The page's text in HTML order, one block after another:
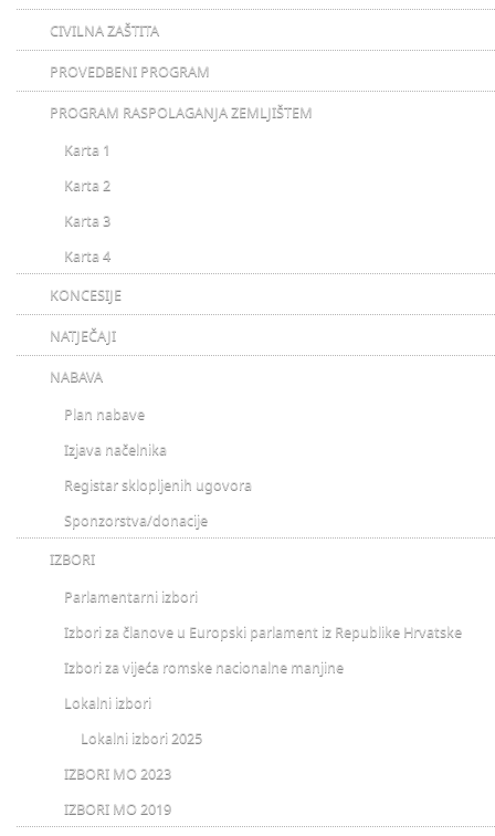
CIVILNA ZAŠTITA
PROVEDBENI PROGRAM
PROGRAM RASPOLAGANJA ZEMLJIŠTEM
Karta 1
Karta 2
Karta 3
Karta 4
KONCESIJE
NATJEČAJI
NABAVA
Plan nabave
Izjava načelnika
Registar sklopljenih ugovora
Sponzorstva/donacije
IZBORI
Parlamentarni izbori
Izbori za članove u Europski parlament iz Republike Hrvatske
Izbori za vijeća romske nacionalne manjine
Lokalni izbori
Lokalni izbori 2025
IZBORI MO 2023
IZBORI MO 2019